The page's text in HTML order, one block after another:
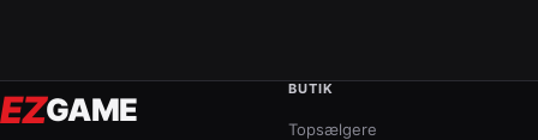
EZGAME
BUTIK
Topsælgere